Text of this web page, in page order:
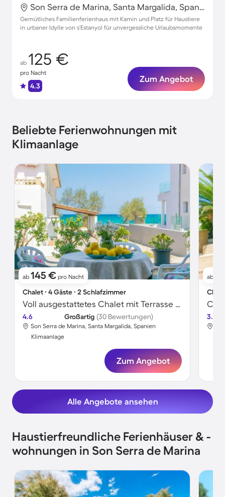
Son Serra de Marina, Santa Margalida, Spanien
Gemütliches Familienferienhaus mit Kamin und Platz für Haustiere
in urbaner Idylle von s'Estanyol für unvergessliche Urlaubsmomente
ab 125 €
pro Nacht
4.3
Zum Angebot
Beliebte Ferienwohnungen mit
Klimaanlage
ab 145 € pro Nacht
Chalet ∙ 4 Gäste ∙ 2 Schlafzimmer
Voll ausgestattetes Chalet mit Terrasse | Nah am Strand
4.6 Großartig (30 Bewertungen)
Son Serra de Marina, Santa Margalida, Spanien
Klimaanlage
Zum Angebot
ab
3.6
Alle Angebote ansehen
Haustierfreundliche Ferienhäuser & -
wohnungen in Son Serra de Marina